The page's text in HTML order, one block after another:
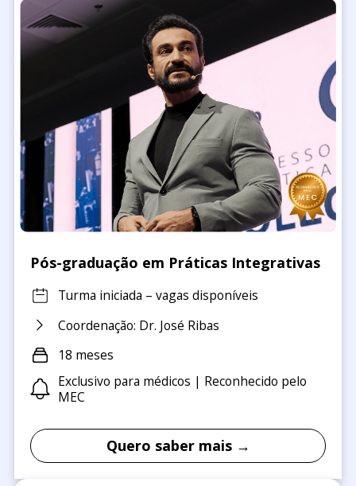
Pós-graduação em Práticas Integrativas
Turma iniciada – vagas disponíveis
Coordenação: Dr. José Ribas
18 meses
Exclusivo para médicos | Reconhecido pelo
MEC
Quero saber mais →